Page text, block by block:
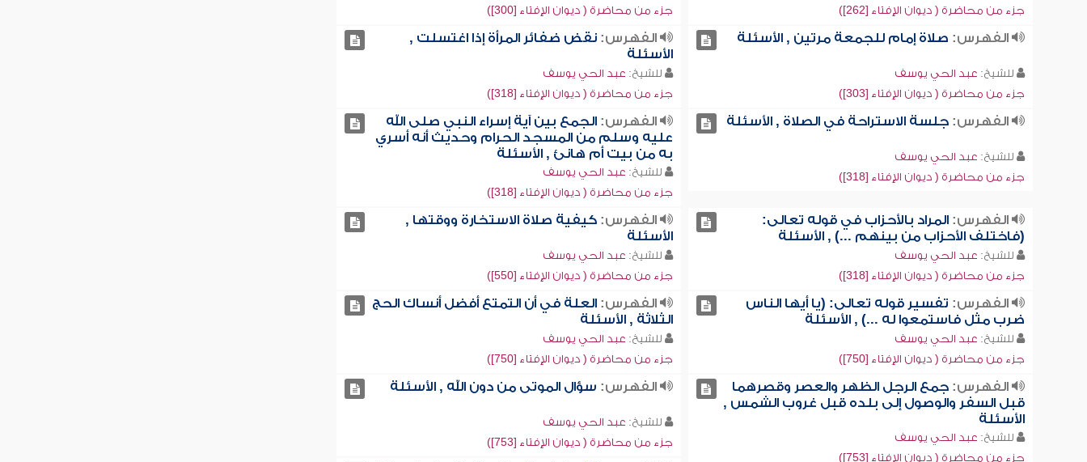
جزء من محاضرة ( ديوان الإفتاء [262])
جزء من محاضرة ( ديوان الإفتاء [300])
الفهرس: صلاة إمام للجمعة مرتين , الأسئلة
للشيخ: عبد الحي يوسف
جزء من محاضرة ( ديوان الإفتاء [303])
الفهرس: نقض ضفائر المرأة إذا اغتسلت ,
الأسئلة
للشيخ: عبد الحي يوسف
جزء من محاضرة ( ديوان الإفتاء [318])
الفهرس:جلسة الاستراحة في الصلاة , الأسئلة
للشيخ: عبد الحي يوسف
جزء من محاضرة ( ديوان الإفتاء [318])
الفهرس: الجمع بين آية إسراء النبي صلى الله
عليه وسلم من المسجد الحرام وحديث أنه أسري
به من بيت أم هانئ , الأسئلة
للشيخ: عبد الحي يوسف
جزء من محاضرة ( ديوان الإفتاء [318])
الفهرس:المراد بالأحزاب في قوله تعالى:
(فاختلف الأحزاب من بينهم ...) , الأسئلة
للشيخ: عبد الحي يوسف
جزء من محاضرة ( ديوان الإفتاء [318])
الفهرس: كيفية صلاة الاستخارة ووقتها ,
الأسئلة
للشيخ: عبد الحي يوسف
جزء من محاضرة ( ديوان الإفتاء [550])
الفهرس: تفسير قوله تعالى: (يا أيها الناس
ضرب مثل فاستمعوا له ...) , الأسئلة
للشيخ: عبد الحي يوسف
جزء من محاضرة ( ديوان الإفتاء [750])
الفهرس: العلة في أن التمتع أفضل أنساك الحج
الثلاثة , الأسئلة
للشيخ: عبد الحي يوسف
جزء من محاضرة ( ديوان الإفتاء [750])
الفهرس:جمع الرجل الظهر والعصر وقصرهما
قبل السفر والوصول إلى بلده قبل غروب الشمس ,
الأسئلة
للشيخ: عبد الحي يوسف
جزء من محاضرة ( ديوان الإفتاء [753])
الفهرس: سؤال الموتى من دون الله , الأسئلة
للشيخ: عبد الحي يوسف
جزء من محاضرة ( ديوان الإفتاء [753])